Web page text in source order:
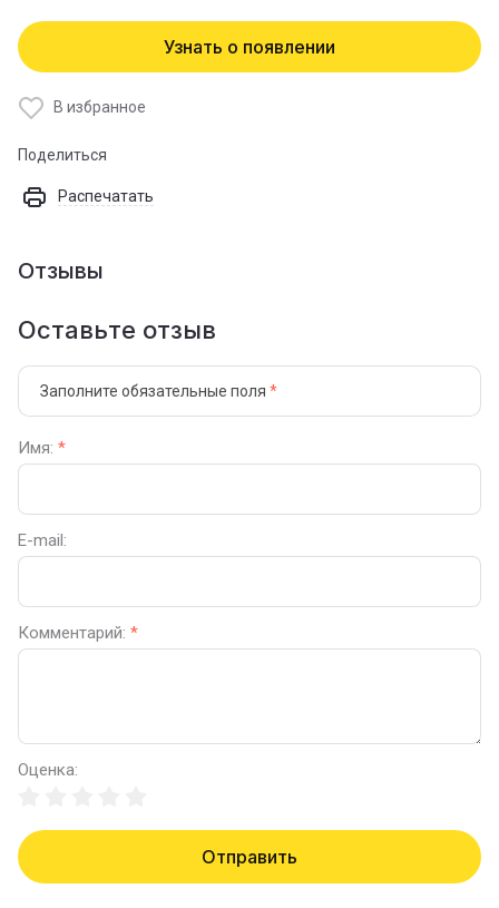
Узнать о появлении
В избранное
Поделиться
Распечатать
Отзывы
Оставьте отзыв
Заполните обязательные поля *
Имя: *
E-mail:
Комментарий: *
Оценка:
Отправить